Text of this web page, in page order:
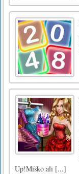
Up!Miško ali [...]